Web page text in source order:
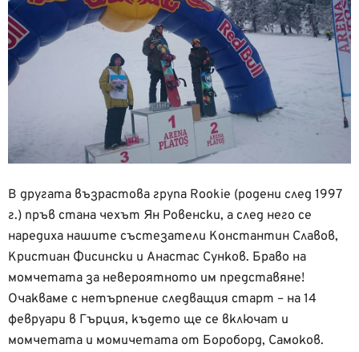
В другата възрастова група Rookie (родени след 1997
г.) пръв стана чехът Ян Ровенски, а след него се
наредиха нашите състезатели Константин Славов,
Кристиан Фисински и Анастас Сунков. Браво на
момчетата за невероятното им представяне!
Очакваме с нетърпение следващия старт – на 14
февруари в Гърция, където ще се включат и
момчетата и момичетата от Бороборд, Самоков.